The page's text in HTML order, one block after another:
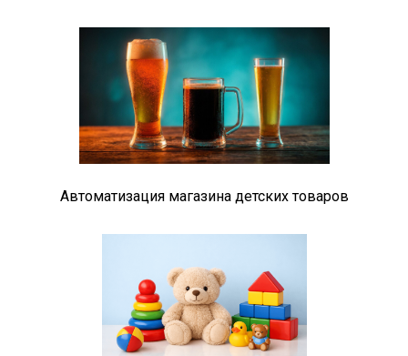
Автоматизация магазина детских товаров